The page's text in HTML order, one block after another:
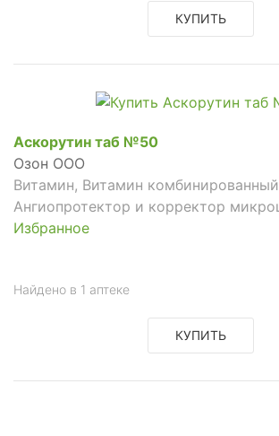
КУПИТЬ
Аскорутин таб №50
Озон ООО
Витамин, Витамин
Ангиопротектор и корректор
Избранное
Найдено в 1 аптеке
КУПИТЬ